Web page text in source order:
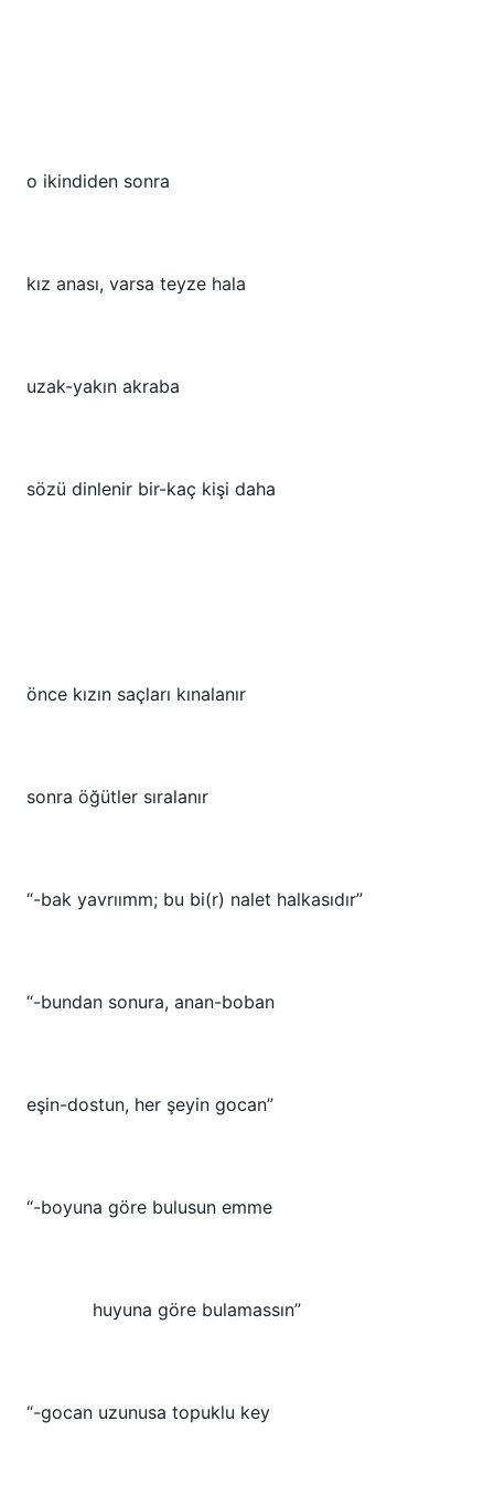
o ikindiden sonra
kız anası, varsa teyze hala
uzak-yakın akraba
sözü dinlenir bir-kaç kişi daha
önce kızın saçları kınalanır
sonra öğütler sıralanır
“-bak yavrıımm; bu bi(r) nalet halkasıdır”
“-bundan sonura, anan-boban
eşin-dostun, her şeyin gocan”
“-boyuna göre bulusun emme
huyuna göre bulamassın”
“-gocan uzunusa topuklu key